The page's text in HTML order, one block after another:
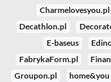
Charmelovesyou.pl
Decathlon.pl
E-baseus
FabrykaForm.pl
Groupon.pl
home&you